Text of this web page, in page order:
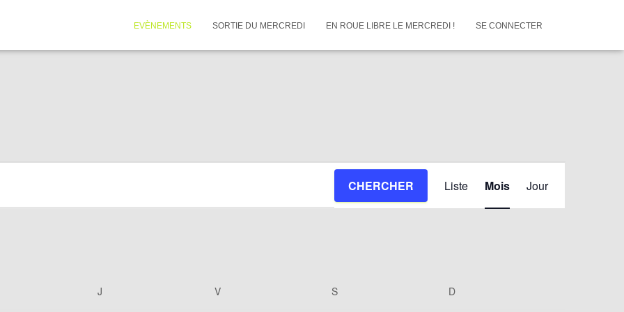
EVÈNEMENTS SORTIE DU MERCREDI EN ROUE LIBRE LE MERCREDI ! SE CONNECTER
CHERCHER
Navigation
de
Liste Mois Jour
J V S D